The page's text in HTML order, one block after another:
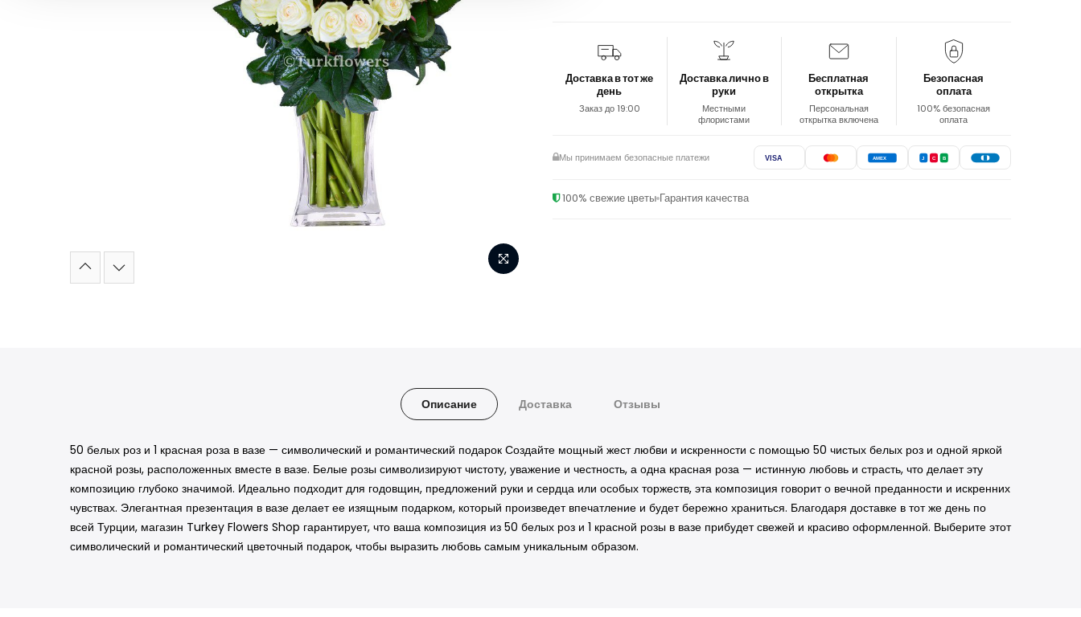
Доставка в тот же
день
Заказ до 19:00
Доставка лично в
руки
Местными
флористами
Бесплатная
открытка
Персональная
открытка включена
Безопасная
оплата
100% безопасная
оплата
Мы принимаем безопасные платежи VISA AMEX J C B
100% свежие цветы Гарантия качества
Описание Доставка Отзывы
50 белых роз и 1 красная роза в вазе — символический и романтический подарок Создайте мощный жест любви и искренности с помощью 50 чистых белых роз и одной яркой
красной розы, расположенных вместе в вазе. Белые розы символизируют чистоту, уважение и честность, а одна красная роза — истинную любовь и страсть, что делает эту
композицию глубоко значимой. Идеально подходит для годовщин, предложений руки и сердца или особых торжеств, эта композиция говорит о вечной преданности и искренних
чувствах. Элегантная презентация в вазе делает ее изящным подарком, который произведет впечатление и будет бережно храниться. Благодаря доставке в тот же день по
всей Турции, магазин Turkey Flowers Shop гарантирует, что ваша композиция из 50 белых роз и 1 красной розы в вазе прибудет свежей и красиво оформленной. Выберите этот
символический и романтический цветочный подарок, чтобы выразить любовь самым уникальным образом.